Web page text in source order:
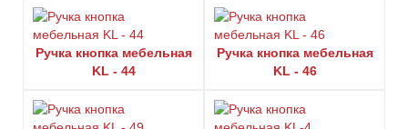
Ручка кнопка мебельная
KL - 44
Ручка кнопка мебельная
KL - 46